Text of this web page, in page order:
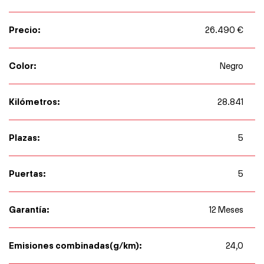
Precio: 26.490 €
Color: Negro
Kilómetros: 28.841
Plazas: 5
Puertas: 5
Garantía: 12 Meses
Emisiones combinadas(g/km): 24,0